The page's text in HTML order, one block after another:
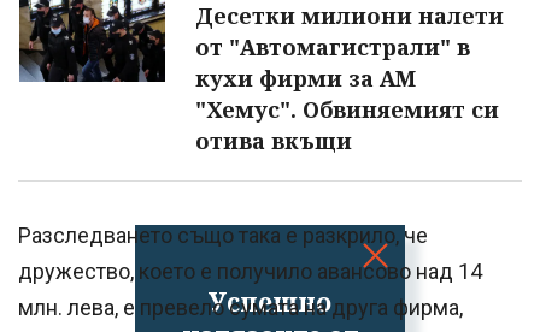
Успешно
Десетки милиони налети
от "Автомагистрали" в
кухи фирми за АМ
"Хемус". Обвиняемият си
отивa вкъщи
Разследването също така е разкрило, че
дружество, което е получило авансово над 14
млн. лева, е превело сумата на друга фирма,